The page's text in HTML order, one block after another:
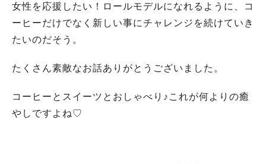
女性を応援したい！ロールモデルになれるように、コ
ーヒーだけでなく新しい事にチャレンジを続けていき
たいのだそう。
たくさん素敵なお話ありがとうございました。
コーヒーとスイーツとおしゃべり♪これが何よりの癒
やしですよね♡